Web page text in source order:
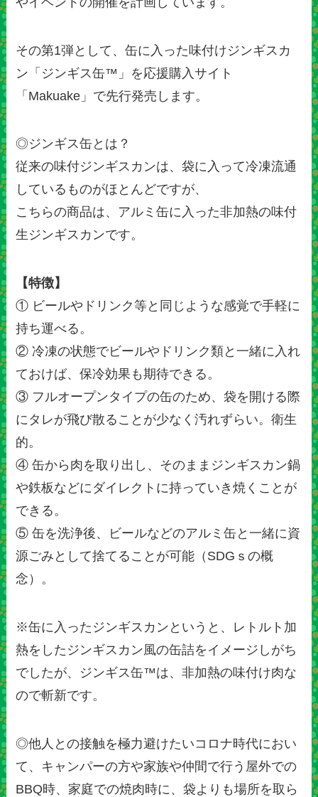
その第1弾として、缶に入った味付けジンギスカ
ン「ジンギス缶™」を応援購入サイト
「Makuake」で先行発売します。
◎ジンギス缶とは？
従来の味付ジンギスカンは、袋に入って冷凍流通
しているものがほとんどですが、
こちらの商品は、アルミ缶に入った非加熱の味付
生ジンギスカンです。
【特徴】
① ビールやドリンク等と同じような感覚で手軽に
持ち運べる。
② 冷凍の状態でビールやドリンク類と一緒に入れ
ておけば、保冷効果も期待できる。
③ フルオープンタイプの缶のため、袋を開ける際
にタレが飛び散ることが少なく汚れずらい。衛生
的。
④ 缶から肉を取り出し、そのままジンギスカン鍋
や鉄板などにダイレクトに持っていき焼くことが
できる。
⑤ 缶を洗浄後、ビールなどのアルミ缶と一緒に資
源ごみとして捨てることが可能（SDGｓの概
念）。
※缶に入ったジンギスカンというと、レトルト加
熱をしたジンギスカン風の缶詰をイメージしがち
でしたが、ジンギス缶™は、非加熱の味付け肉な
ので斬新です。
◎他人との接触を極力避けたいコロナ時代におい
て、キャンパーの方や家族や仲間で行う屋外での
BBQ時、家庭での焼肉時に、袋よりも場所を取ら